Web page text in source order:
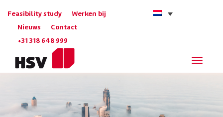
Feasibility study Werken bij
Nieuws Contact
+31 318 648 999